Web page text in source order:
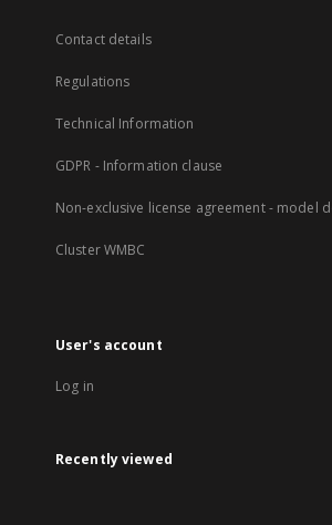
Contact details
Regulations
Technical Information
GDPR - Information clause
Non-exclusive license agreement - model
Cluster WMBC
User's account
Log in
Recently viewed